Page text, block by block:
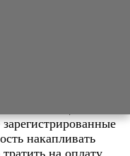
накапливать
на оплату